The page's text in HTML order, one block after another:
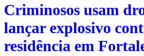
Criminosos usam
lançar explosivo
residência em